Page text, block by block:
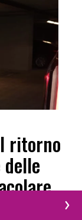
ritorno